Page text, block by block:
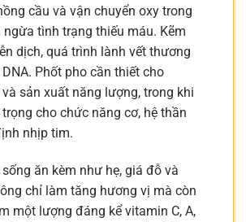
cầu và vận chuyển oxy trong
ngừa tình trạng thiếu máu. Kẽm
dịch, quá trình lành vết thương
Phốt pho cần thiết cho
sản xuất năng lượng, trong khi
cho chức năng cơ, hệ thần
nhịp tim.
ăn kèm như hẹ, giá đỗ và
chỉ làm tăng hương vị mà còn
một lượng đáng kể vitamin C, A,